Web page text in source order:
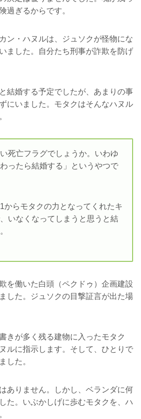
過ぎるからです。
ン・ハヌルは、ジュソクが怪物にな
ました。自分たち刑事が詐欺を防げ
結婚する予定でしたが、あまりの事
にいました。モタクはそんなハヌル
死亡フラグでしょうか。いわゆ
ったら結婚する」というやつで
からモタクの力となってくれたキ
いなくなってしまうと思うと結
を働いた白頭（ペクドゥ）企画建設
した。ジュソクの目撃証言が出た場
きが多く残る建物に入ったモタク
ルに指示します。そして、ひとりで
した。
ありません。しかし、ベランダに何
た。いぶかしげに歩むモタクを、ハ